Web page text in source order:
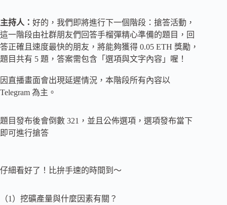
主持人： 好的，我們即將進行下一個階段：搶答活動，
這一階段由社群朋友們回答手榴彈精心準備的題目，回
答正確且速度最快的朋友，將能夠獲得 0.05 ETH 獎勵，
題目共有 5 題，答案需包含「選項與文字內容」喔！
因直播畫面會出現延遲情況，本階段所有內容以
Telegram 為主。
題目發布後會倒數 321，並且公佈選項，選項發布當下
即可進行搶答
仔細看好了！比拚手速的時間到～
（1）挖礦產量與什麼因素有關？